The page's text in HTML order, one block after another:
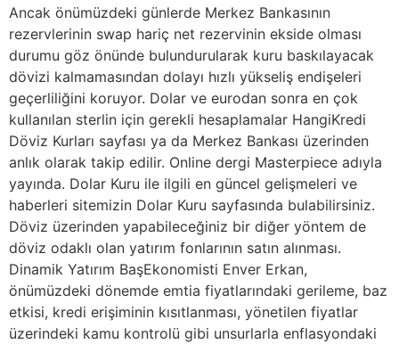
Ancak önümüzdeki günlerde Merkez Bankasının
rezervlerinin swap hariç net rezervinin ekside olması
durumu göz önünde bulundurularak kuru baskılayacak
dövizi kalmamasından dolayı hızlı yükseliş endişeleri
geçerliliğini koruyor. Dolar ve eurodan sonra en çok
kullanılan sterlin için gerekli hesaplamalar HangiKredi
Döviz Kurları sayfası ya da Merkez Bankası üzerinden
anlık olarak takip edilir. Online dergi Masterpiece adıyla
yayında. Dolar Kuru ile ilgili en güncel gelişmeleri ve
haberleri sitemizin Dolar Kuru sayfasında bulabilirsiniz.
Döviz üzerinden yapabileceğiniz bir diğer yöntem de
döviz odaklı olan yatırım fonlarının satın alınması.
Dinamik Yatırım BaşEkonomisti Enver Erkan,
önümüzdeki dönemde emtia fiyatlarındaki gerileme, baz
etkisi, kredi erişiminin kısıtlanması, yönetilen fiyatlar
üzerindeki kamu kontrolü gibi unsurlarla enflasyondaki